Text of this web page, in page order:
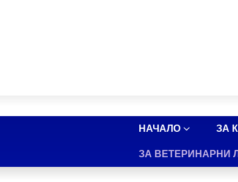
НАЧАЛО ЗА
ЗА ВЕТЕРИНАРНИ